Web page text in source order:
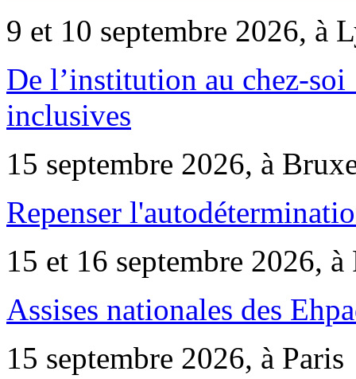
9 et 10 septembre 2026, à
De l’institution au chez-
inclusives
15 septembre 2026, à
Repenser
15 et 16 septembre 2026, à
Assises nationales des
15 septembre 2026, à Paris